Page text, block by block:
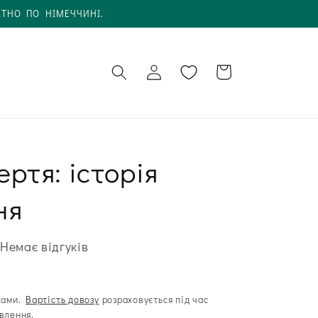
ПО НІМЕЧЧИНІ.
обліковий
Кошик
історія
Немає відгуків
Вартість довозу розраховується під час